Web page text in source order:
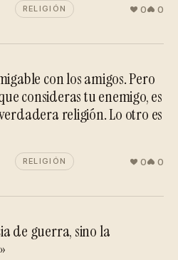
RELIGIÓN 0 0
con los amigos. Pero
consideras tu enemigo, es
religión. Lo otro es
RELIGIÓN 0 0
de guerra, sino la